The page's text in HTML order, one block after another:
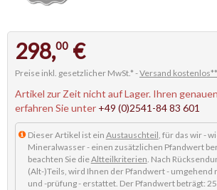
298,00 €
Preise inkl. gesetzlicher MwSt.* -Versand kostenlos**
Artikel zur Zeit nicht auf Lager. Ihren
erfahren Sie unter +49 (0)2541-84 83 601
Dieser Artikel ist ein Austauschteil, für das wir -
Mineralwasser - einen zusätzlichen Pfandwert
beachten Sie dieAltteilkriterien. Nach
(Alt-)Teils, wird Ihnen der Pfandwert - umgehend
und -prüfung - erstattet. Der Pfandwert beträgt: